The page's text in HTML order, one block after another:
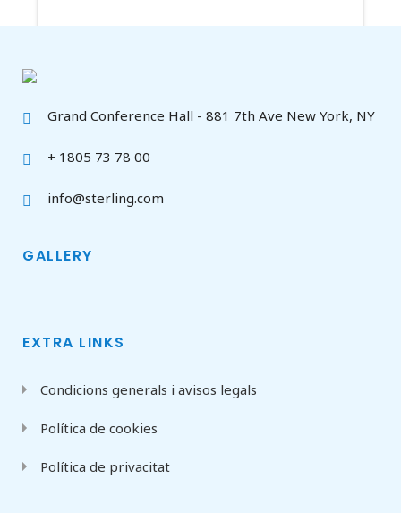
Grand Conference Hall - 881 7th Ave New York, NY
+ 1805 73 78 00
info@sterling.com
GALLERY
EXTRA LINKS
Condicions generals i avisos legals
Política de cookies
Política de privacitat